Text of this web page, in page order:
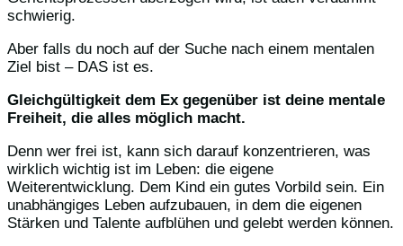
schwierig.
Aber falls du noch auf der Suche nach einem mentalen
Ziel bist – DAS ist es.
Gleichgültigkeit dem Ex gegenüber ist deine mentale
Freiheit, die alles möglich macht.
Denn wer frei ist, kann sich darauf konzentrieren, was
wirklich wichtig ist im Leben: die eigene
Weiterentwicklung. Dem Kind ein gutes Vorbild sein. Ein
unabhängiges Leben aufzubauen, in dem die eigenen
Stärken und Talente aufblühen und gelebt werden können.